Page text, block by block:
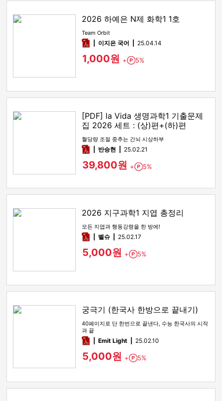
2026 하예은 N제 화학1 1호
Team Orbit
pdf이지은 국어 25.04.14
1,000원 + Point
5%
[PDF] la Vida 생명과학1 기출문제
집 2026 세트 : (상)편+(하)편
혈당량 조절 중추는 간뇌 시상하부
pdf반승현 25.02.21
39,800원 + Point
5%
2026 지구과학1 지엽 총정리
모든 지엽과 행동강령을 한 방에!
pdf벨슈 25.02.17
5,000원 + Point
5%
궁극기 (한국사 한방으로 끝내기)
40페이지로 단 한번으로 끝낸다, 수능 한국사의 시작
과 끝
pdfEmit Light 25.02.10
5,000원 + Point
5%